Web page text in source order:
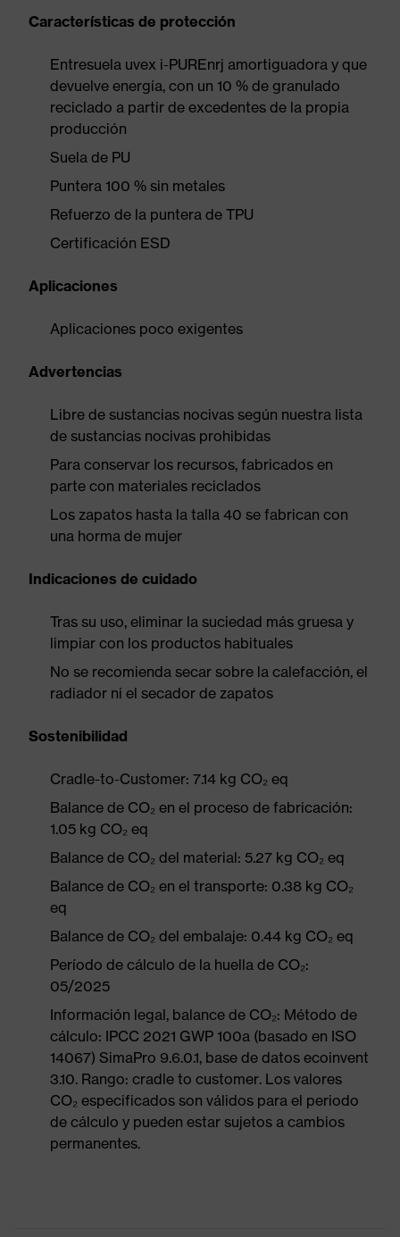
Características de protección
Entresuela uvex i-PUREnrj amortiguadora y que
devuelve energía, con un 10 % de granulado
reciclado a partir de excedentes de la propia
producción
Suela de PU
Puntera 100 % sin metales
Refuerzo de la puntera de TPU
Certificación ESD
Aplicaciones
Aplicaciones poco exigentes
Advertencias
Libre de sustancias nocivas según nuestra lista
de sustancias nocivas prohibidas
Para conservar los recursos, fabricados en
parte con materiales reciclados
Los zapatos hasta la talla 40 se fabrican con
una horma de mujer
Indicaciones de cuidado
Tras su uso, eliminar la suciedad más gruesa y
limpiar con los productos habituales
No se recomienda secar sobre la calefacción, el
radiador ni el secador de zapatos
Sostenibilidad
Cradle-to-Customer: 7.14 kg CO₂ eq
Balance de CO₂ en el proceso de fabricación:
1.05 kg CO₂ eq
Balance de CO₂ del material: 5.27 kg CO₂ eq
Balance de CO₂ en el transporte: 0.38 kg CO₂
eq
Balance de CO₂ del embalaje: 0.44 kg CO₂ eq
Período de cálculo de la huella de CO₂:
05/2025
Información legal, balance de CO₂: Método de
cálculo: IPCC 2021 GWP 100a (basado en ISO
14067) SimaPro 9.6.0.1, base de datos ecoinvent
3.10. Rango: cradle to customer. Los valores
CO₂ especificados son válidos para el periodo
de cálculo y pueden estar sujetos a cambios
permanentes.